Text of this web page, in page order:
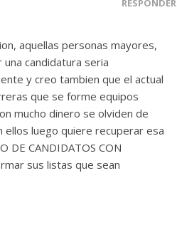
RESPONDER
aquellas personas mayores,
candidatura seria
y creo tambien que el actual
que se forme equipos
mucho dinero se olviden de
luego quiere recuperar esa
DE CANDIDATOS CON
sus listas que sean